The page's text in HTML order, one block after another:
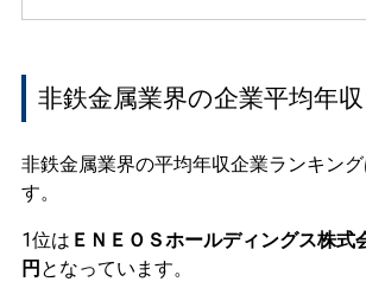
非鉄金属業界の企業平均年
非鉄金属業界の平均年収企業ランキン
す。
1位は ＥＮＥＯＳホールディングス株式
円 となっています。